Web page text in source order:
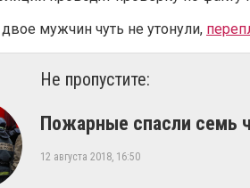
мужчин чуть не утонули,
Не пропустите:
​Пожарные спасли семь
12 августа 2018, 16:50